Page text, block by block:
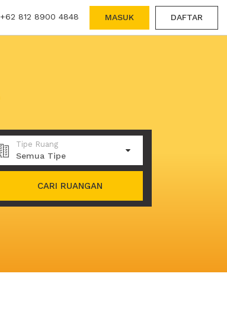
+62 812 8900 4848 MASUK DAFTAR
Tipe Ruang
Semua Tipe
CARI RUANGAN